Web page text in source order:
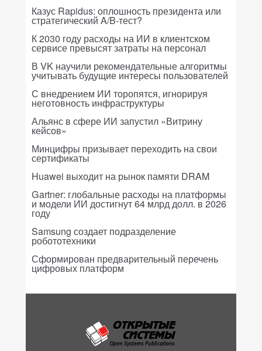
Казус Rapidus: оплошность президента или
стратегический A/B-тест?
К 2030 году расходы на ИИ в клиентском
сервисе превысят затраты на персонал
В VK научили рекомендательные алгоритмы
учитывать будущие интересы пользователей
С внедрением ИИ торопятся, игнорируя
неготовность инфраструктуры
Альянс в сфере ИИ запустил «Витрину
кейсов»
Минцифры призывает переходить на свои
сертификаты
Huawei выходит на рынок памяти DRAM
Gartner: глобальные расходы на платформы
и модели ИИ достигнут 64 млрд долл. в 2026
году
Samsung создает подразделение
робототехники
Сформирован предварительный перечень
цифровых платформ